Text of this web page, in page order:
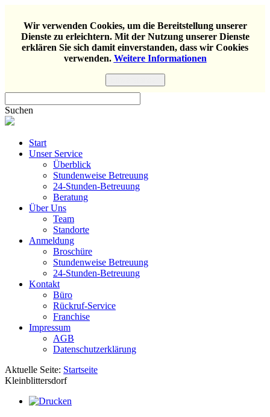
Wir verwenden Cookies, um die Bereitstellung unserer
Dienste zu erleichtern. Mit der Nutzung unserer Dienste
erklären Sie sich damit einverstanden, dass wir Cookies
verwenden. Weitere Informationen
Suchen
Start
Unser Service
Überblick
Stundenweise Betreuung
24-Stunden-Betreuung
Beratung
Über Uns
Team
Standorte
Anmeldung
Broschüre
Stundenweise Betreuung
24-Stunden-Betreuung
Kontakt
Büro
Rückruf-Service
Franchise
Impressum
AGB
Datenschutzerklärung
Aktuelle Seite: Startseite
Kleinblittersdorf